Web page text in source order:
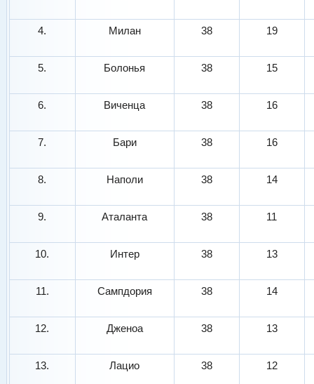
4. Милан 38 19
5. Болонья 38 15
6. Виченца 38 16
7. Бари 38 16
8. Наполи 38 14
9. Аталанта 38 11
10. Интер 38 13
11. Сампдория 38 14
12. Дженоа 38 13
13. Лацио 38 12